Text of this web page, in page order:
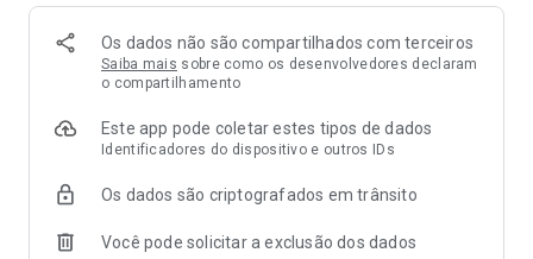
forma transparente e confiável.
Para quem tem itens, o Tomee é uma forma de transformar
objetos parados em fonte de renda. Em vez de deixar uma
bicicleta encostada na garagem, você pode disponibilizá-la
quem precisa de algo, é uma forma econômica de ter acesso
a itens que você usaria apenas ocasionalmente, sem precisar
O aplicativo é ideal para qualquer pessoa que queira
dinheiro extra com seus pertences ou para economizar
Os dados não são compartilhados com terceiros
Saiba mais sobre como os desenvolvedores declaram
o compartilhamento
Este app pode coletar estes tipos de dados
Identificadores do dispositivo e outros IDs
Os dados são criptografados em trânsito
Você pode solicitar a exclusão dos dados